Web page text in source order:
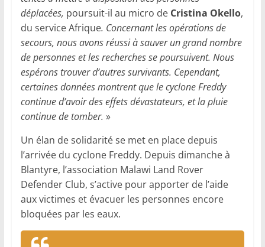
déplacées, poursuit-il au micro de Cristina Okello,
du service Afrique. Concernant les opérations de
secours, nous avons réussi à sauver un grand nombre
de personnes et les recherches se poursuivent. Nous
espérons trouver d’autres survivants. Cependant,
certaines données montrent que le cyclone Freddy
continue d’avoir des effets dévastateurs, et la pluie
continue de tomber. »
Un élan de solidarité se met en place depuis
l’arrivée du cyclone Freddy. Depuis dimanche à
Blantyre, l’association Malawi Land Rover
Defender Club, s’active pour apporter de l’aide
aux victimes et évacuer les personnes encore
bloquées par les eaux.